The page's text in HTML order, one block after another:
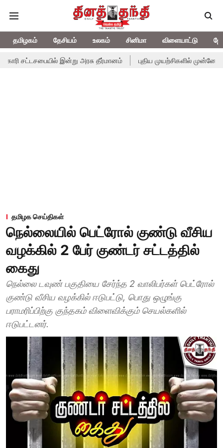
தமிழகம் தேசியம் உலகம் சினிமா விளையாட்டு
இன்று அரசு தீர்மானம் புதிய முயற்சிகளில் முன்னேற்றம்...
தமிழக செய்திகள்
நெல்லையில் பெட்ரோல் குண்டு வீசிய
வழக்கில் 2 பேர் குண்டர் சட்டத்தில்
கைது
நெல்லை டவுண் பகுதியை சேர்ந்த 2 வாலிபர்கள் பெட்ரோல்
குண்டு வீசிய வழக்கில் ஈடுபட்டு, பொது ஒழுங்கு
பராமரிப்பிற்கு குந்தகம் விளைவிக்கும் செயல்களில்
ஈடுபட்டனர்.